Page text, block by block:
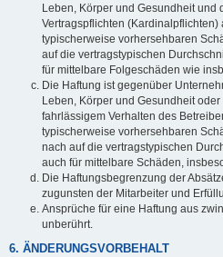
Leben, Körper und Gesundheit und
Vertragspflichten (Kardinalpflichten)
typischerweise vorhersehbaren
auf die vertragstypischen
für mittelbare Folgeschäden wie
Die Haftung ist gegenüber
Leben, Körper und Gesundheit
fahrlässigem Verhalten des
typischerweise vorhersehbaren
nach auf die vertragstypischen
auch für mittelbare Schäden,
Die Haftungsbegrenzung der
zugunsten der Mitarbeiter und
Ansprüche für eine Haftung aus
unberührt.
6. ÄNDERUNGSVORBEHALT